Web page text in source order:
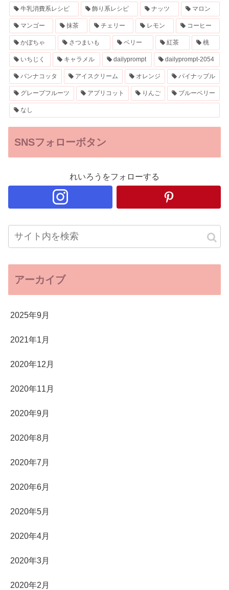
牛乳消費系レシピ 飾り系レシピ ナッツ マロン
マンゴー 抹茶 チェリー レモン コーヒー
かぼちゃ さつまいも ベリー 紅茶 桃
いちじく キャラメル dailyprompt dailyprompt-2054
パンナコッタ アイスクリーム オレンジ パイナップル
グレープフルーツ アプリコット りんご ブルーベリー
なし
SNSフォローボタン
れいろうをフォローする
アーカイブ
2025年9月
2021年1月
2020年12月
2020年11月
2020年9月
2020年8月
2020年7月
2020年6月
2020年5月
2020年4月
2020年3月
2020年2月